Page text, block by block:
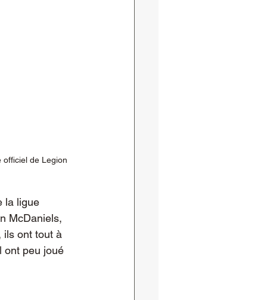
officiel de Legion
la ligue
McDaniels,
ils ont tout à
ont peu joué